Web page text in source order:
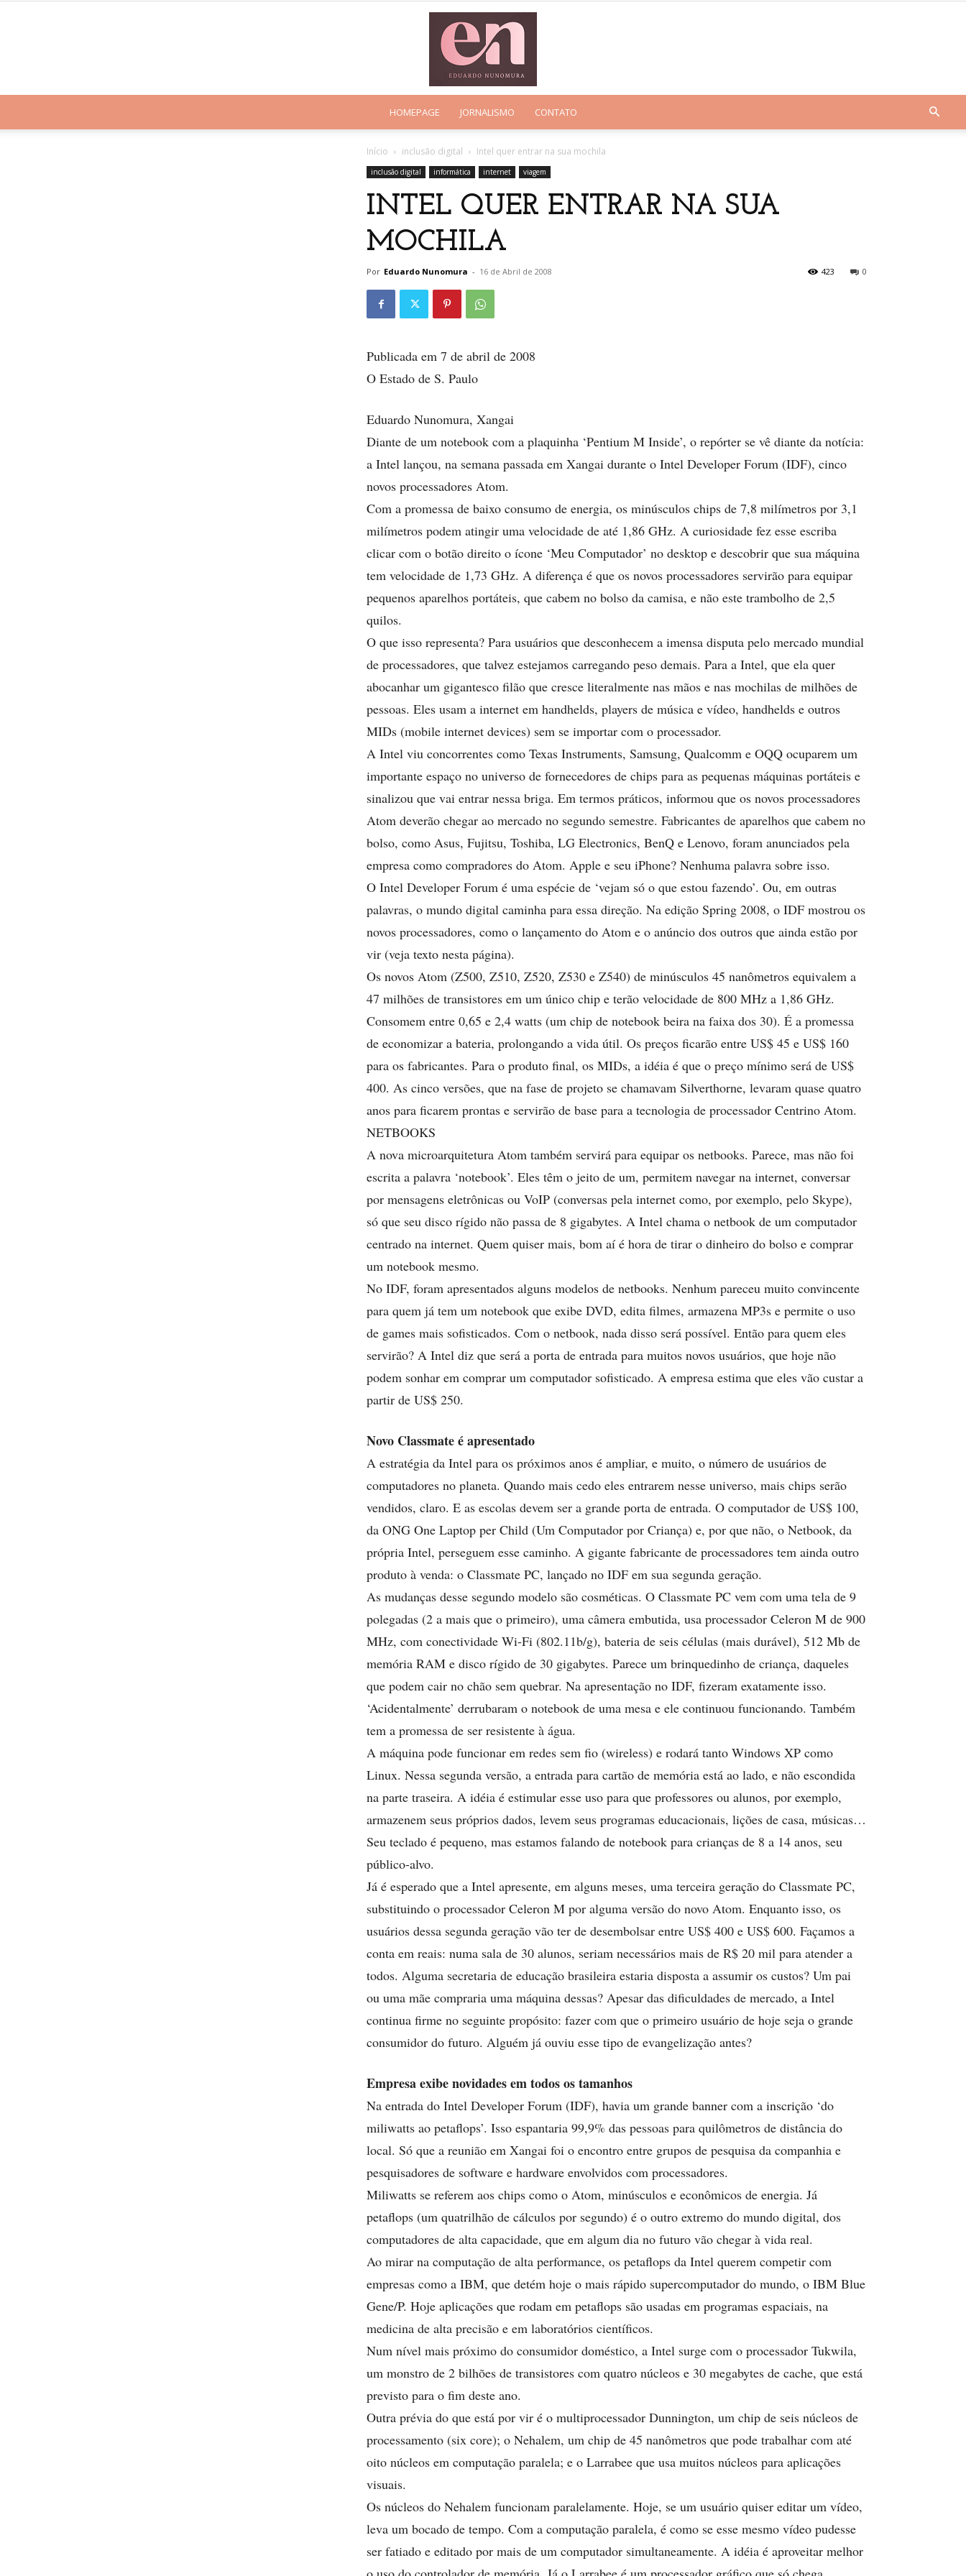
Eduardo
Nunomura
HOMEPAGE JORNALISMO CONTATO
Início inclusão digital Intel quer entrar na sua mochila
inclusão digital informática internet viagem
INTEL QUER ENTRAR NA SUA
MOCHILA
Por Eduardo Nunomura - 16 de Abril de 2008 0
423
Publicada em 7 de abril de 2008
O Estado de S. Paulo
Eduardo Nunomura, Xangai
Diante de um notebook com a plaquinha ‘Pentium M Inside’, o repórter se vê diante da notícia:
a Intel lançou, na semana passada em Xangai durante o Intel Developer Forum (IDF), cinco
novos processadores Atom.
Com a promessa de baixo consumo de energia, os minúsculos chips de 7,8 milímetros por 3,1
milímetros podem atingir uma velocidade de até 1,86 GHz. A curiosidade fez esse escriba
clicar com o botão direito o ícone ‘Meu Computador’ no desktop e descobrir que sua máquina
tem velocidade de 1,73 GHz. A diferença é que os novos processadores servirão para equipar
pequenos aparelhos portáteis, que cabem no bolso da camisa, e não este trambolho de 2,5
quilos.
O que isso representa? Para usuários que desconhecem a imensa disputa pelo mercado mundial
de processadores, que talvez estejamos carregando peso demais. Para a Intel, que ela quer
abocanhar um gigantesco filão que cresce literalmente nas mãos e nas mochilas de milhões de
pessoas. Eles usam a internet em handhelds, players de música e vídeo, handhelds e outros
MIDs (mobile internet devices) sem se importar com o processador.
A Intel viu concorrentes como Texas Instruments, Samsung, Qualcomm e OQQ ocuparem um
importante espaço no universo de fornecedores de chips para as pequenas máquinas portáteis e
sinalizou que vai entrar nessa briga. Em termos práticos, informou que os novos processadores
Atom deverão chegar ao mercado no segundo semestre. Fabricantes de aparelhos que cabem no
bolso, como Asus, Fujitsu, Toshiba, LG Electronics, BenQ e Lenovo, foram anunciados pela
empresa como compradores do Atom. Apple e seu iPhone? Nenhuma palavra sobre isso.
O Intel Developer Forum é uma espécie de ‘vejam só o que estou fazendo’. Ou, em outras
palavras, o mundo digital caminha para essa direção. Na edição Spring 2008, o IDF mostrou os
novos processadores, como o lançamento do Atom e o anúncio dos outros que ainda estão por
vir (veja texto nesta página).
Os novos Atom (Z500, Z510, Z520, Z530 e Z540) de minúsculos 45 nanômetros equivalem a
47 milhões de transistores em um único chip e terão velocidade de 800 MHz a 1,86 GHz.
Consomem entre 0,65 e 2,4 watts (um chip de notebook beira na faixa dos 30). É a promessa
de economizar a bateria, prolongando a vida útil. Os preços ficarão entre US$ 45 e US$ 160
para os fabricantes. Para o produto final, os MIDs, a idéia é que o preço mínimo será de US$
400. As cinco versões, que na fase de projeto se chamavam Silverthorne, levaram quase quatro
anos para ficarem prontas e servirão de base para a tecnologia de processador Centrino Atom.
NETBOOKS
A nova microarquitetura Atom também servirá para equipar os netbooks. Parece, mas não foi
escrita a palavra ‘notebook’. Eles têm o jeito de um, permitem navegar na internet, conversar
por mensagens eletrônicas ou VoIP (conversas pela internet como, por exemplo, pelo Skype),
só que seu disco rígido não passa de 8 gigabytes. A Intel chama o netbook de um computador
centrado na internet. Quem quiser mais, bom aí é hora de tirar o dinheiro do bolso e comprar
um notebook mesmo.
No IDF, foram apresentados alguns modelos de netbooks. Nenhum pareceu muito convincente
para quem já tem um notebook que exibe DVD, edita filmes, armazena MP3s e permite o uso
de games mais sofisticados. Com o netbook, nada disso será possível. Então para quem eles
servirão? A Intel diz que será a porta de entrada para muitos novos usuários, que hoje não
podem sonhar em comprar um computador sofisticado. A empresa estima que eles vão custar a
partir de US$ 250.
Novo Classmate é apresentado
A estratégia da Intel para os próximos anos é ampliar, e muito, o número de usuários de
computadores no planeta. Quando mais cedo eles entrarem nesse universo, mais chips serão
vendidos, claro. E as escolas devem ser a grande porta de entrada. O computador de US$ 100,
da ONG One Laptop per Child (Um Computador por Criança) e, por que não, o Netbook, da
própria Intel, perseguem esse caminho. A gigante fabricante de processadores tem ainda outro
produto à venda: o Classmate PC, lançado no IDF em sua segunda geração.
As mudanças desse segundo modelo são cosméticas. O Classmate PC vem com uma tela de 9
polegadas (2 a mais que o primeiro), uma câmera embutida, usa processador Celeron M de 900
MHz, com conectividade Wi-Fi (802.11b/g), bateria de seis células (mais durável), 512 Mb de
memória RAM e disco rígido de 30 gigabytes. Parece um brinquedinho de criança, daqueles
que podem cair no chão sem quebrar. Na apresentação no IDF, fizeram exatamente isso.
‘Acidentalmente’ derrubaram o notebook de uma mesa e ele continuou funcionando. Também
tem a promessa de ser resistente à água.
A máquina pode funcionar em redes sem fio (wireless) e rodará tanto Windows XP como
Linux. Nessa segunda versão, a entrada para cartão de memória está ao lado, e não escondida
na parte traseira. A idéia é estimular esse uso para que professores ou alunos, por exemplo,
armazenem seus próprios dados, levem seus programas educacionais, lições de casa, músicas…
Seu teclado é pequeno, mas estamos falando de notebook para crianças de 8 a 14 anos, seu
público-alvo.
Já é esperado que a Intel apresente, em alguns meses, uma terceira geração do Classmate PC,
substituindo o processador Celeron M por alguma versão do novo Atom. Enquanto isso, os
usuários dessa segunda geração vão ter de desembolsar entre US$ 400 e US$ 600. Façamos a
conta em reais: numa sala de 30 alunos, seriam necessários mais de R$ 20 mil para atender a
todos. Alguma secretaria de educação brasileira estaria disposta a assumir os custos? Um pai
ou uma mãe compraria uma máquina dessas? Apesar das dificuldades de mercado, a Intel
continua firme no seguinte propósito: fazer com que o primeiro usuário de hoje seja o grande
consumidor do futuro. Alguém já ouviu esse tipo de evangelização antes?
Empresa exibe novidades em todos os tamanhos
Na entrada do Intel Developer Forum (IDF), havia um grande banner com a inscrição ‘do
miliwatts ao petaflops’. Isso espantaria 99,9% das pessoas para quilômetros de distância do
local. Só que a reunião em Xangai foi o encontro entre grupos de pesquisa da companhia e
pesquisadores de software e hardware envolvidos com processadores.
Miliwatts se referem aos chips como o Atom, minúsculos e econômicos de energia. Já
petaflops (um quatrilhão de cálculos por segundo) é o outro extremo do mundo digital, dos
computadores de alta capacidade, que em algum dia no futuro vão chegar à vida real.
Ao mirar na computação de alta performance, os petaflops da Intel querem competir com
empresas como a IBM, que detém hoje o mais rápido supercomputador do mundo, o IBM Blue
Gene/P. Hoje aplicações que rodam em petaflops são usadas em programas espaciais, na
medicina de alta precisão e em laboratórios científicos.
Num nível mais próximo do consumidor doméstico, a Intel surge com o processador Tukwila,
um monstro de 2 bilhões de transistores com quatro núcleos e 30 megabytes de cache, que está
previsto para o fim deste ano.
Outra prévia do que está por vir é o multiprocessador Dunnington, um chip de seis núcleos de
processamento (six core); o Nehalem, um chip de 45 nanômetros que pode trabalhar com até
oito núcleos em computação paralela; e o Larrabee que usa muitos núcleos para aplicações
visuais.
Os núcleos do Nehalem funcionam paralelamente. Hoje, se um usuário quiser editar um vídeo,
leva um bocado de tempo. Com a computação paralela, é como se esse mesmo vídeo pudesse
ser fatiado e editado por mais de um computador simultaneamente. A idéia é aproveitar melhor